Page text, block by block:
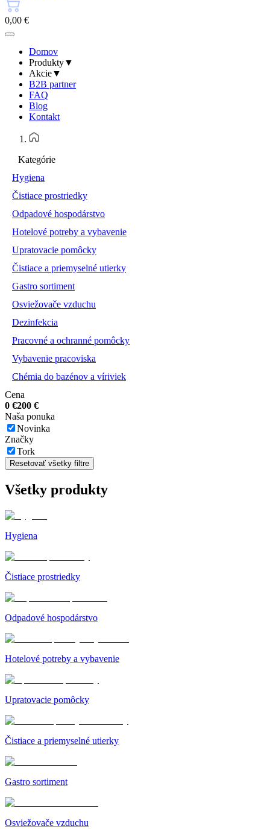
0,00 €
Domov
Produkty▼
Akcie▼
B2B partner
FAQ
Blog
Kontakt
Kategórie
Hygiena
Čistiace prostriedky
Odpadové hospodárstvo
Hotelové potreby a vybavenie
Upratovacie pomôcky
Čistiace a priemyselné utierky
Gastro sortiment
Osviežovače vzduchu
Dezinfekcia
Pracovné a ochranné pomôcky
Vybavenie pracoviska
Chémia do bazénov a víriviek
Cena
0 €200 €
Naša ponuka
Novinka
Značky
Tork
Resetovať všetky filtre
Všetky produkty
Hygiena
Čistiace prostriedky
Odpadové hospodárstvo
Hotelové potreby a vybavenie
Upratovacie pomôcky
Čistiace a priemyselné utierky
Gastro sortiment
Osviežovače vzduchu